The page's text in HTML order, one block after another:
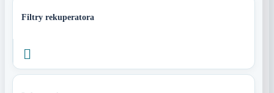
Filtry rekuperatora
